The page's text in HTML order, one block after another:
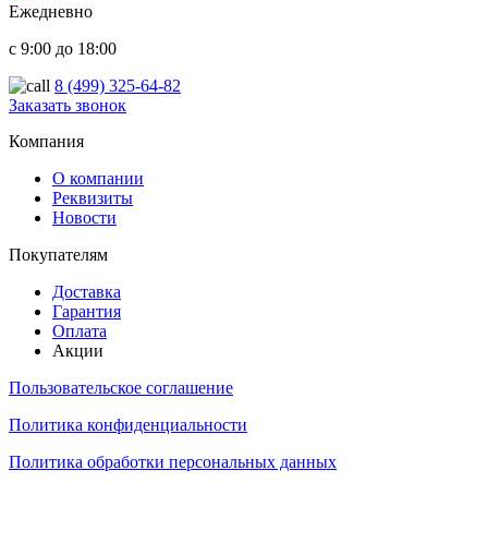
Ежедневно
с 9:00 до 18:00
8 (499) 325-64-82
Заказать звонок
Компания
О компании
Реквизиты
Новости
Покупателям
Доставка
Гарантия
Оплата
Акции
Пользовательское соглашение
Политика конфиденциальности
Политика обработки персональных данных